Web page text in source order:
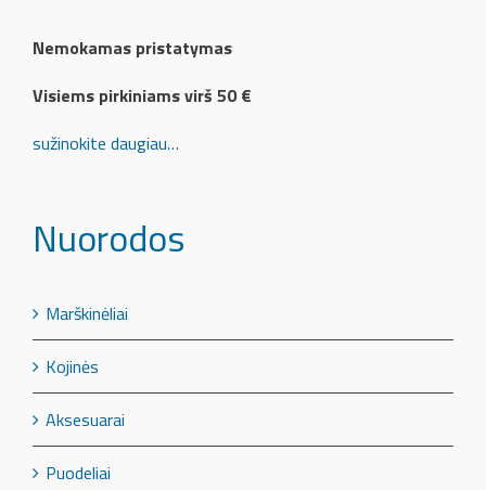
Nemokamas pristatymas
Visiems pirkiniams virš 50 €
sužinokite daugiau…
Nuorodos
Marškinėliai
Kojinės
Aksesuarai
Puodeliai